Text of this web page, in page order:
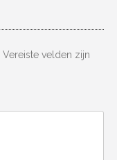
Vereiste velden zijn